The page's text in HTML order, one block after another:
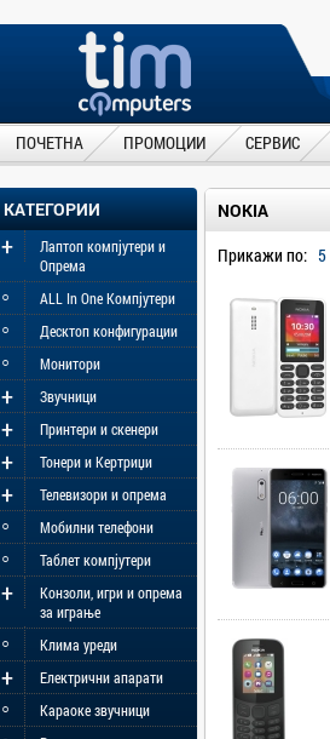
ПОЧЕТНА ПРОМОЦИИ СЕРВИС
КАТЕГОРИИ
Лаптоп компјутери и
Опрема
+
ALL In One Компјутери
◦
Десктоп конфигурации
◦
Монитори
◦
Звучници
+
Принтери и скенери
+
Тонери и Кертриџи
+
Телевизори и опрема
+
Мобилни телефони
◦
Таблет компјутери
◦
Конзоли, игри и опрема
за играње
+
Клима уреди
◦
Електрични апарати
+
Караоке звучници
◦
NOKIA
Прикажи по: 5